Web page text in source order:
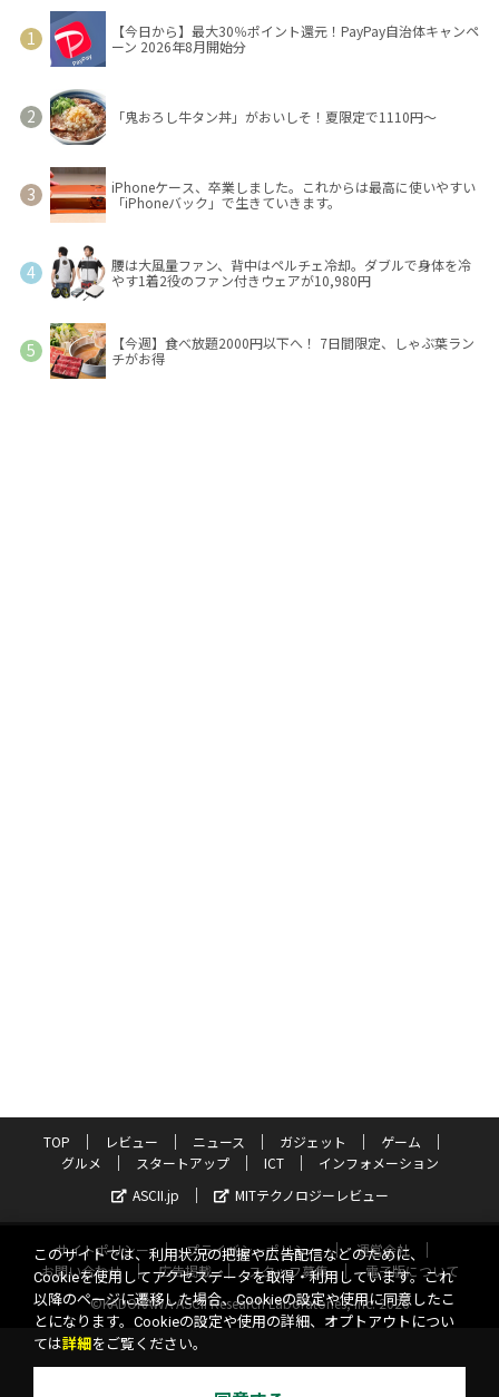
【今日から】最大30％ポイント還元！PayPay自治体キャンペ
ーン 2026年8月開始分
「鬼おろし牛タン丼」がおいしそ！夏限定で1110円～
iPhoneケース、卒業しました。これからは最高に使いやすい
「iPhoneバック」で生きていきます。
腰は大風量ファン、背中はペルチェ冷却。ダブルで身体を冷
やす1着2役のファン付きウェアが10,980円
【今週】食べ放題2000円以下へ！ 7日間限定、しゃぶ葉ラン
チがお得
TOP レビュー ニュース ガジェット
ゲーム
グルメ
スタートアップ ICT
インフォメーション
ASCII.jp
MITテクノロジーレビュー
サイトポリシー プライバシーポリシー
運営会社
お問い合わせ
広告掲載 スタッフ募集
電子版について
©KADOKAWA ASCII Research Laboratories, Inc. 2026
このサイトでは、利用状況の把握や広告配信などのために、
Cookieを使用してアクセスデータを取得・利用しています。これ
以降のページに遷移した場合、Cookieの設定や使用に同意したこ
とになります。Cookieの設定や使用の詳細、オプトアウトについ
ては詳細 をご覧ください。